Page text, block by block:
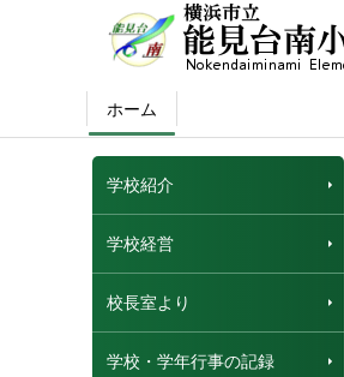
ホーム
学校紹介
学校経営
校長室より
学校・学年行事の記録